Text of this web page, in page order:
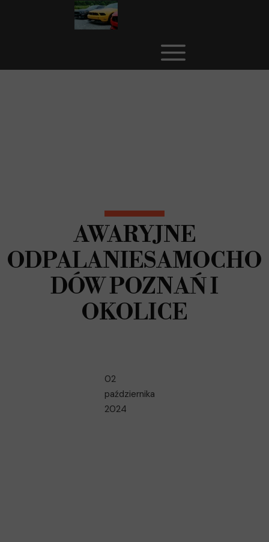
AWARYJNE
ODPALANIESAMOCHO
DÓW POZNAŃ I
OKOLICE
02
października
2024